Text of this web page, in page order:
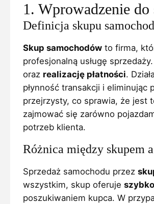
1. Wprowadzenie
Definicja skupu
Skup samochodów to firma,
profesjonalną usługę
oraz realizację płatności.
płynność transakcji i
przejrzysty, co sprawia, że jest
zajmować się zarówno
potrzeb klienta.
Różnica między skupem
Sprzedaż samochodu przez
wszystkim, skup oferuje
poszukiwaniem kupca. W